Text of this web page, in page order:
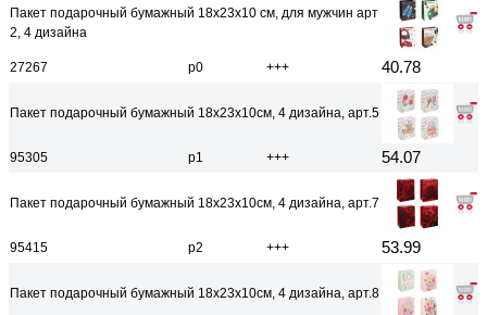
Пакет подарочный бумажный 18x23x10 см, для мужчин арт
2, 4 дизайна
27267 р0 +++ 40.78
Пакет подарочный бумажный 18x23x10см, 4 дизайна, арт.5
95305 р1 +++ 54.07
Пакет подарочный бумажный 18x23x10см, 4 дизайна, арт.7
95415 р2 +++ 53.99
Пакет подарочный бумажный 18x23x10см, 4 дизайна, арт.8